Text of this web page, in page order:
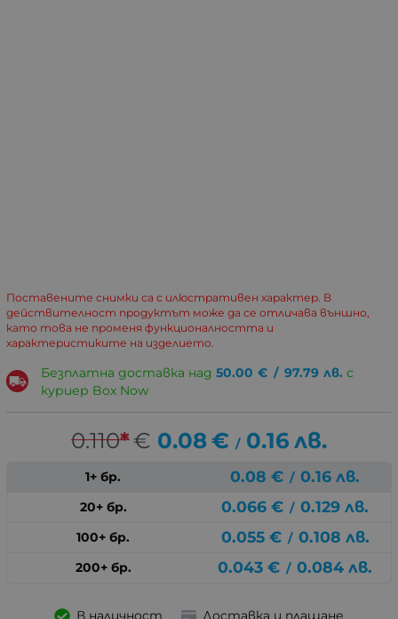
Поставените снимки са с илюстративен характер. В
действителност продуктът може да се отличава външно,
като това не променя функционалността и
характеристиките на изделието.
Безплатна доставка над 50.00 € / 97.79 лв. с
куриер Box Now
0.110*€ 0.08€ / 0.16 лв.
1+ бр. 0.08 € / 0.16 лв.
20+ бр. 0.066 € / 0.129 лв.
100+ бр. 0.055 € / 0.108 лв.
200+ бр. 0.043 € / 0.084 лв.
В наличност Доставка и плащане